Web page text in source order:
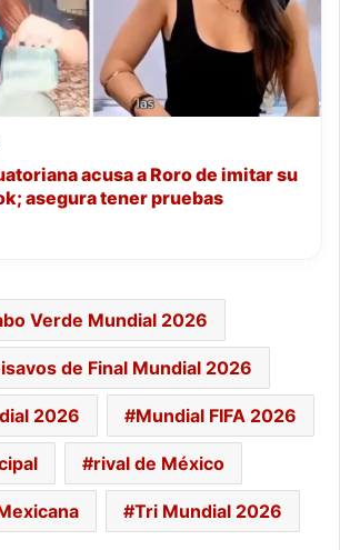
acusa a Roro de imitar su
asegura tener pruebas
Verde Mundial 2026
de Final Mundial 2026
2026 Mundial FIFA 2026
rival de México
Tri Mundial 2026